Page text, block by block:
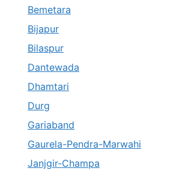
Bemetara
Bijapur
Bilaspur
Dantewada
Dhamtari
Durg
Gariaband
Gaurela-Pendra-Marwahi
Janjgir-Champa